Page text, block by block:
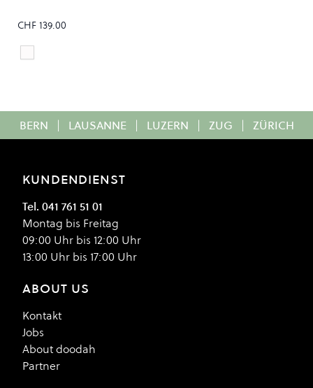
CHF 139.00
Colour
White Gold
BERN | LAUSANNE | LUZERN | ZUG | ZÜRICH
KUNDENDIENST
Tel. 041 761 51 01
Montag bis Freitag
09:00 Uhr bis 12:00 Uhr
13:00 Uhr bis 17:00 Uhr
ABOUT US
Kontakt
Jobs
About doodah
Partner